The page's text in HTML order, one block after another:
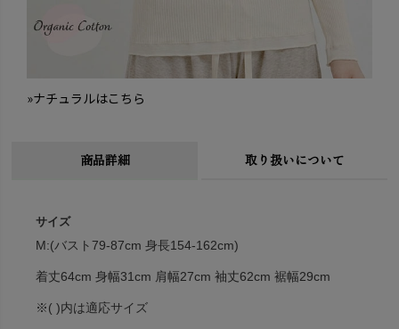
»ナチュラルはこちら
商品詳細 取り扱いについて
サイズ
M:(バスト79-87cm 身長154-162cm)
着丈64cm 身幅31cm 肩幅27cm 袖丈62cm 裾幅29cm
※( )内は適応サイズ